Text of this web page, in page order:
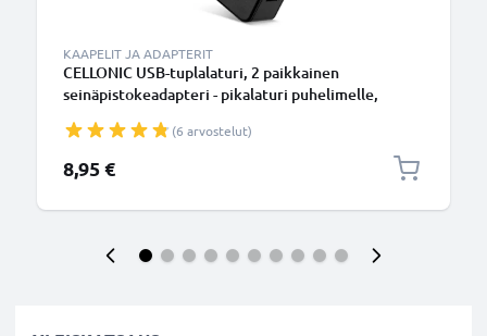
KAAPELIT JA ADAPTERIT
CELLONIC USB-tuplalaturi, 2 paikkainen
seinäpistokeadapteri - pikalaturi puhelimelle,
adapteri
(6 arvostelut)
8,95 €